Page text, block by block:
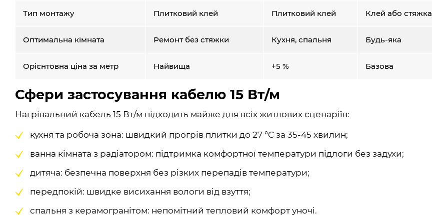
Тип монтажу Плитковий клей Плитковий клей Клей або стяжка
Оптимальна кімната Ремонт без стяжки Кухня, спальня Будь-яка
Орієнтовна ціна за метр Найвища +5 % Базова
Сфери застосування кабелю 15 Вт/м
Нагрівальний кабель 15 Вт/м підходить майже для всіх житлових сценаріїв:
кухня та робоча зона: швидкий прогрів плитки до 27 °C за 35-45 хвилин;
ванна кімната з радіатором: підтримка комфортної температури підлоги без задухи;
дитяча: безпечна поверхня без різких перепадів температури;
передпокій: швидке висихання вологи від взуття;
спальня з керамогранітом: непомітний тепловий комфорт уночі.